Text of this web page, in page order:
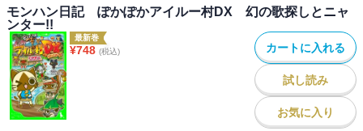
モンハン日記 ぽかぽかアイルー村DX 幻の歌探しとニャ
ンター!!
最新巻
¥748 (税込) カートに入れる
試し読み
お気に入り